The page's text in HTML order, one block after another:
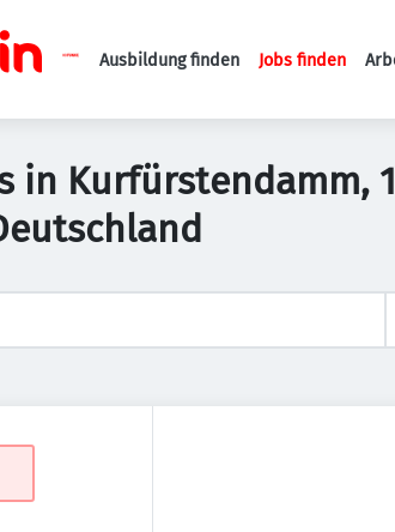
Ausbildung finden Jobs finden
in Kurfürstendamm,